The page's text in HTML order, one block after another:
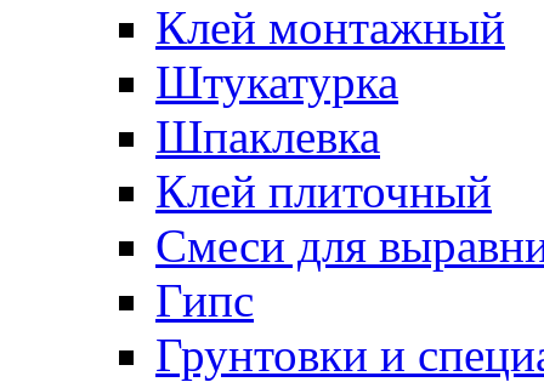
Клей монтажный
Штукатурка
Шпаклевка
Клей плиточный
Смеси для
Гипс
Грунтовки и